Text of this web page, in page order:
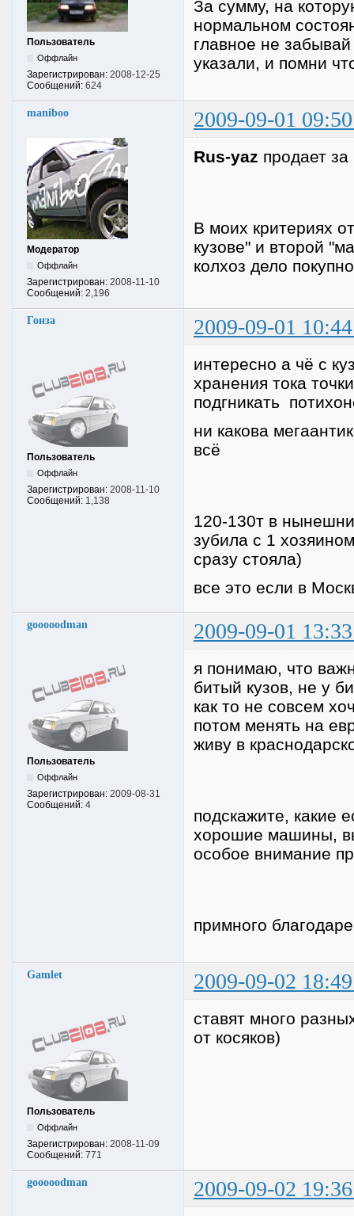
Пользователь
Оффлайн
Зарегистрирован: 2008-12-25
Сообщений: 624
За сумму, на
нормальном
главное не
указали, и помни
maniboo 2009-09-01
Модератор
Оффлайн
Зарегистрирован: 2008-11-10
Сообщений: 2,196
Rus-yaz продает
В моих критериях
кузове" и второй
колхоз дело
Гонза 2009-09-01
Пользователь
Оффлайн
Зарегистрирован: 2008-11-10
Сообщений: 1,138
интересно а чё с
хранения тока
подгникать
ни какова
всё
120-130т в
зубила с 1
сразу стояла)
все это если в
gooooodman 2009-09-01
Пользователь
Оффлайн
Зарегистрирован: 2009-08-31
Сообщений: 4
я понимаю, что
битый кузов, не у
как то не совсем
потом менять на
живу в
подскажите, какие
хорошие машины,
особое внимание
примного
Gamlet 2009-09-02
Пользователь
Оффлайн
Зарегистрирован: 2008-11-09
Сообщений: 771
ставят много
от косяков)
gooooodman 2009-09-02